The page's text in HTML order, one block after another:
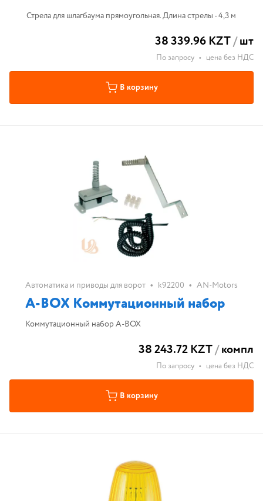
Стрела для шлагбаума прямоугольная. Длина стрелы - 4,3 м
38 339.96 KZT/шт
По запросу • цена без НДС
В корзину
Автоматика и приводы для ворот • k92200 • AN-Motors
A-BOX Коммутационный набор
Коммутационный набор A-BOX
38 243.72 KZT/компл
По запросу • цена без НДС
В корзину